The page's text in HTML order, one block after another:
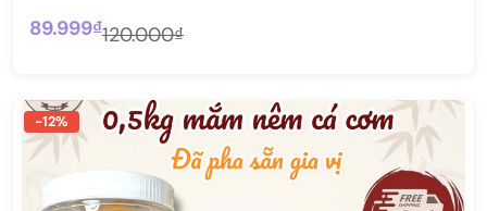
89.999₫120.000₫
-12%